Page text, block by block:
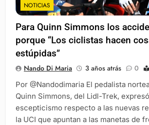
NOTICIAS
Para Quinn Simmons los
porque “Los ciclistas hacen
estúpidas”
Nando Di Maria 3 años atrás 0
Por @Nandodimaria El pedalista
Quinn Simmons, del Lidl-Trek,
escepticismo respecto a las nuevas
la UCI que apuntan a las manetas de